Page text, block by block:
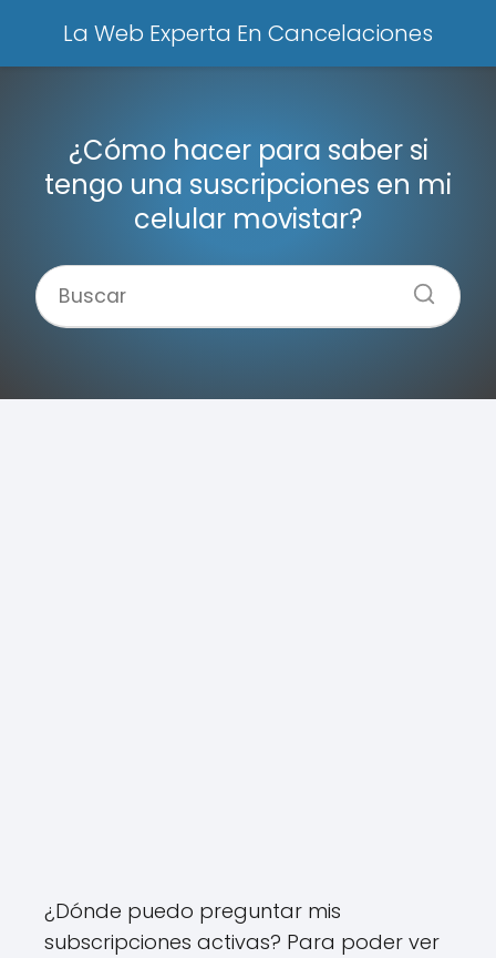
La Web Experta En Cancelaciones
¿Cómo hacer para saber si
tengo una suscripciones en mi
celular movistar?
¿Dónde puedo preguntar mis
subscripciones activas? Para poder ver